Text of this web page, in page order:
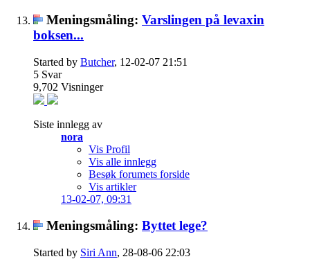
Meningsmåling: Varslingen på levaxin
boksen...
Started by Butcher, 12-02-07 21:51
5 Svar
9,702 Visninger
Siste innlegg av
nora
Vis Profil
Vis alle innlegg
Besøk forumets forside
Vis artikler
13-02-07, 09:31
Meningsmåling: Byttet lege?
Started by Siri Ann, 28-08-06 22:03